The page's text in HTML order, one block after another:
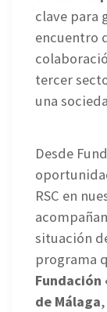
clave para
encuentro
tercer
una
Desde
RSC en
situación
programa
Fundación
de Málaga